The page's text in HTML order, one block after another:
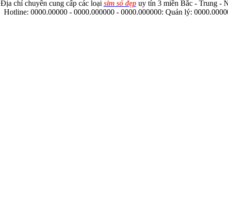
Địa chỉ chuyên cung cấp các loại sim số đẹpuy tín 3 miền Bắc - Trung -
Hotline: 0000.00000 - 0000.000000 - 0000.000000: Quản lý: